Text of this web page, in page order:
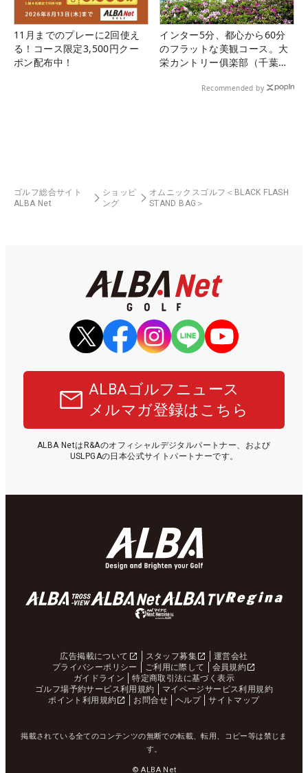
11月までのプレーに2回使え
る！コース限定3,500円クー
ポン配布中！
インター5分、都心から60分
のフラットな美観コース。大
栄カントリー俱楽部（千葉
Recommended by
ゴルフ総合サイト
ALBA Net
ショッピ
ング
オムニックスゴルフ＜BLACK FLASH
STAND BAG＞
ALBAゴルフニュース
メルマガ登録はこちら
ALBA NetはR&Aのオフィシャルデジタルパートナー、および
USLPGAの日本公式サイトパートナーです。
広告掲載について スタッフ募集
運営会社
プライバシーポリシー
ご利用に際して
会員規約
ガイドライン
特定商取引法に基づく表示
ゴルフ場予約サービス利用規約
マイページサービス利用規約
ポイント利用規約
お問合せ ヘルプ サイトマップ
掲載されている全てのコンテンツの無断での転載、転用、コピー等は禁じま
す。
© ALBA Net